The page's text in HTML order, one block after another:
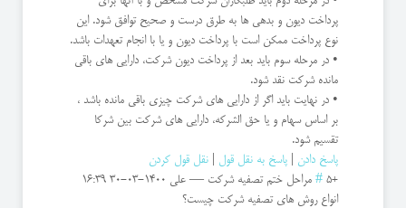
پرداخت دیون و بدهی ها به طرق درست و صحیح توافق شود. این
نوع پرداخت ممکن است با پرداخت دیون و یا با انجام تعهدات باشد.
• در مرحله سوم باید بعد از پرداخت دیون شرکت، دارایی های باقی
مانده شرکت نقد شود.
• در نهایت باید اگر از دارایی های شرکت چیزی باقی مانده باشد ،
بر اساس سهام و یا حق الشرکه، دارایی های شرکت بین شرکا
تقسیم شود.
پاسخ دادن
پاسخ به نقل قول
نقل قول کردن
+5
# مراحل ختم تصفیه شرکت — علی 1400-03-30 16:39
انواع روش های تصفیه شرکت چیست؟